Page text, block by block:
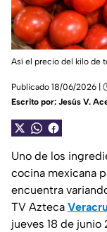
Así el precio del kilo de
Publicado 18/06/2026 |
Escrito por: Jesús V.
Uno de los
cocina mexicana
encuentra
TV Azteca
jueves 18 de junio